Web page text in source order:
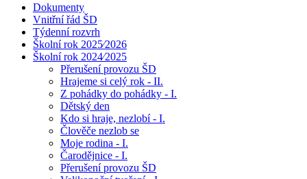
Dokumenty
Vnitřní řád ŠD
Týdenní rozvrh
Školní rok 2025⁄2026
Školní rok 2024⁄2025
Přerušení provozu ŠD
Hrajeme si celý rok - II.
Z pohádky do pohádky - I.
Dětský den
Kdo si hraje, nezlobí - I.
Člověče nezlob se
Moje rodina - I.
Čarodějnice - I.
Přerušení provozu ŠD